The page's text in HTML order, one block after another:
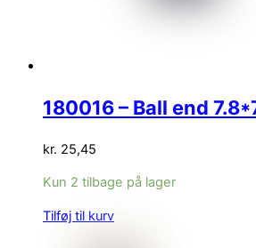
180016 – Ball end
kr. 25,45
Kun 2 tilbage på lager
Tilføj til kurv